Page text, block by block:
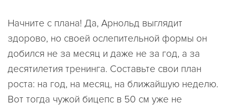
Начните с плана! Да, Арнольд выглядит
здорово, но своей ослепительной формы он
добился не за месяц и даже не за год, а за
десятилетия тренинга. Составьте свои план
роста: на год, на месяц, на ближайшую неделю.
Вот тогда чужой бицепс в 50 см уже не